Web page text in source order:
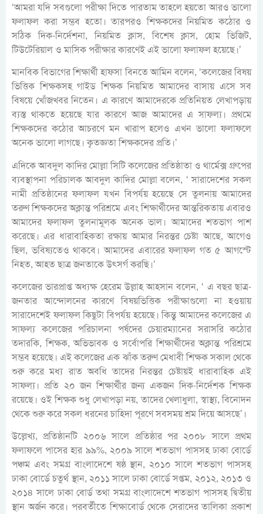
‘আমরা যদি সবগুলো পরীক্ষা দিতে পারতাম তাহলে হয়তো আরও ভালো
ফলাফল করা সম্ভব হতো। তারপরও শিক্ষকদের নিয়মিত কঠোর ও
সঠিক দিক-নির্দেশনা, নিয়মিত ক্লাস, বিশেষ ক্লাস, হোম ভিজিট,
টিউটেরিয়াল ও মাসিক পরীক্ষার কারণেই এই ভালো ফলাফল হয়েছে।’
মানবিক বিভাগের শিক্ষার্থী হাফসা বিনতে আমিন বলেন, ‘কলেজের বিষয়
ভিত্তিক শিক্ষকসহ গাইড শিক্ষক নিয়মিত আমাদের বাসায় এসে সব
বিষয়ে খোঁজখবর নিতেন। এ কারণে আমাদেরকে প্রতিনিয়ত লেখাপড়ায়
ব্যস্ত থাকতে হয়েছে যার কারণে আজ আমাদের এ সাফল্য। প্রথমে
শিক্ষকদের কঠোর আচরণে মন খারাপ হলেও এখন ভালো ফলাফলে
অনেক ভালো লাগছে। কৃতজ্ঞতা শিক্ষকদের প্রতি।’
এদিকে আবদুল কাদির মোল্লা সিটি কলেজের প্রতিষ্ঠাতা ও থার্মেক্স গ্রুপের
ব্যবস্থাপনা পরিচালক আবদুল কাদির মোল্লা বলেন, ‘ সারাদেশের সকল
নামী প্রতিষ্ঠানের ফলাফল যখন বিপর্যয় হয়েছে সে তুলনায় আমাদের
তরুণ শিক্ষকদের অক্লান্ত পরিশ্রমে এবং শিক্ষার্থীদের আন্তরিকতায় এবারও
আমাদের ফলাফল তুলনামূলক অনেক ভাল। আমাদের শতভাগ পাশ
করেছে। এর ধারাবাহিকতা রক্ষায় আমার নিরন্তর চেষ্টা আছে, আগেও
ছিল, ভবিষ্যতেও থাকবে। আমাদের এবারের ফলাফল গত ৫ আগস্টে
নিহত, আহত ছাত্র জনতাকে উৎসর্গ করছি।’
কলেজের ভারপ্রাপ্ত অধ্যক্ষ হেরেম উল্লাহ আহসান বলেন, ‘ এ বছর ছাত্র-
জনতার আন্দোলনের কারণে বিষয়ভিত্তিক পরীক্ষাগুলো না হওয়ায়
সারাদেশেই ফলাফল কিছুটা বিপর্যয় হয়েছে। কিন্তু আমাদের কলেজের এ
সাফল্য কলেজের পরিচালনা পর্ষদের চেয়ারম্যানের সরাসরি কঠোর
তদারকি, শিক্ষক, অভিভাবক ও সর্বোপরি শিক্ষার্থীদের অক্লান্ত পরিশ্রমে
সম্ভব হয়েছে। এই কলেজের এক ঝাঁক তরুণ মেধাবী শিক্ষক সকাল থেকে
শুরু করে মধ্য রাত অবধি তাদের নিরন্তর চেষ্টায়ই ধারাবাহিক এই
সাফল্য। প্রতি ২০ জন শিক্ষার্থীর জন্য একজন দিক-নির্দেশক শিক্ষক
রয়েছে। ওই শিক্ষক শুধু লেখাপড়া নয়, তাদের খেলাধুলা, স্বাস্থ্য, বিনোদন
থেকে শুরু করে সকল ধরনের চাহিদা পূরণে সবসময় শ্রম দিয়ে আসছে’।
উল্লেখ্য, প্রতিষ্ঠানটি ২০০৬ সালে প্রতিষ্ঠার পর ২০০৮ সালে প্রথম
ফলাফলে পাসের হার ৯৯%, ২০০৯ সালে শতভাগ পাসসহ ঢাকা বোর্ডে
পঞ্চম এবং সমগ্র বাংলাদেশে ষষ্ঠ স্থান, ২০১০ সালে শতভাগ পাসসহ
ঢাকা বোর্ডে চতুর্থ স্থান, ২০১১ সালে ঢাকা বোর্ডে সপ্তম, ২০১২, ২০১৩ ও
২০১৪ সালে ঢাকা বোর্ড তথা সমগ্র বাংলাদেশে শতভাগ পাসসহ দ্বিতীয়
স্থান অর্জন করে। পরবর্তীতে শিক্ষাবোর্ড থেকে সেরাদের তালিকা প্রকাশ